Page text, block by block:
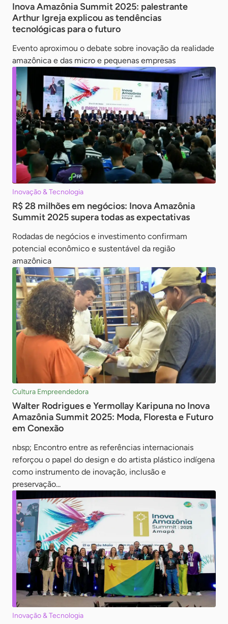
Inova Amazônia Summit 2025: palestrante
Arthur Igreja explicou as tendências
tecnológicas para o futuro
Evento aproximou o debate sobre inovação da realidade
amazônica e das micro e pequenas empresas
Inovação & Tecnologia
R$ 28 milhões em negócios: Inova Amazônia
Summit 2025 supera todas as expectativas
Rodadas de negócios e investimento confirmam
potencial econômico e sustentável da região
amazônica
Cultura Empreendedora
Walter Rodrigues e Yermollay Karipuna no Inova
Amazônia Summit 2025: Moda, Floresta e Futuro
em Conexão
nbsp; Encontro entre as referências internacionais
reforçou o papel do design e do artista plástico indígena
como instrumento de inovação, inclusão e
preservação...
Inovação & Tecnologia